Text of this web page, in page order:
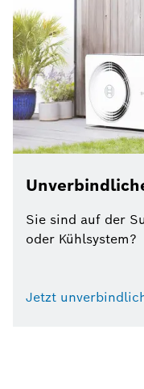
Sie sind auf der
oder Kühlsystem?
Jetzt